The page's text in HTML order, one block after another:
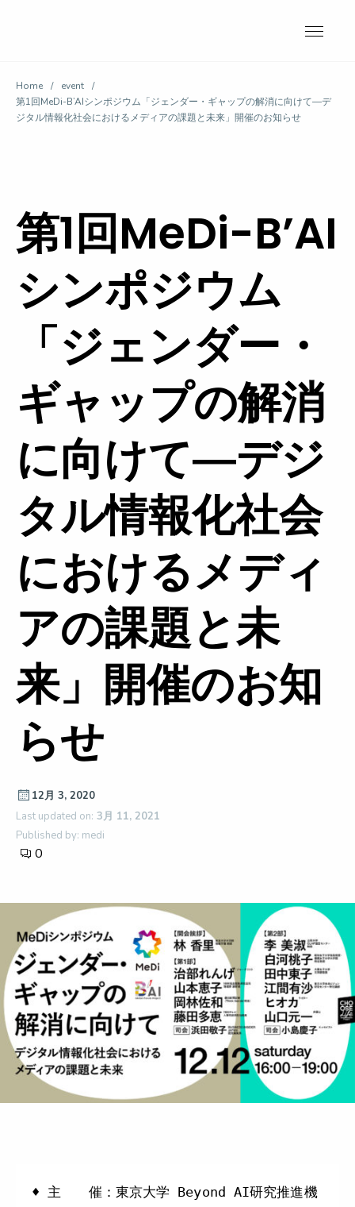
Home / event
/
第1回MeDi-B’AIシンポジウム「ジェンダー・ギャップの解消に向けて―デ
ジタル情報化社会におけるメディアの課題と未来」開催のお知らせ
第1回MeDi-B’AI
シンポジウム
「ジェンダー・
ギャップの解消
に向けて―デジ
タル情報化社会
におけるメディ
アの課題と未
来」開催のお知
らせ
12月 3, 2020
Last updated on: 3月 11, 2021
Published by: medi
0
♦︎ 主 催：東京大学 Beyond AI研究推進機